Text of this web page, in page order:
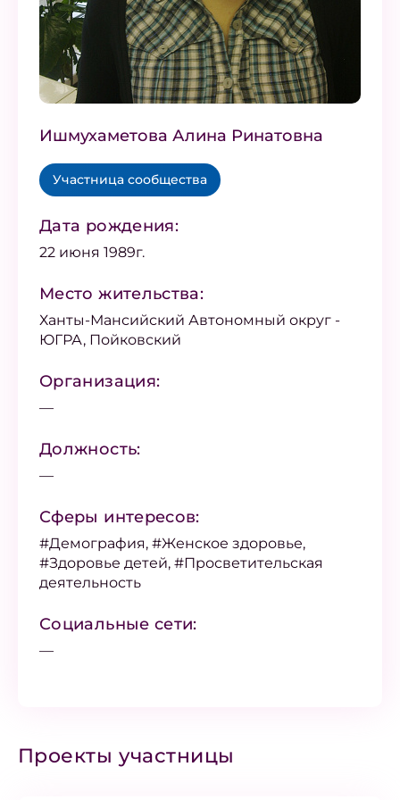
Ишмухаметова Алина Ринатовна
Участница сообщества
Дата рождения:
22 июня 1989г.
Место жительства:
Ханты-Мансийский Автономный округ -
ЮГРА, Пойковский
Организация:
—
Должность:
—
Сферы интересов:
#Демография, #Женское здоровье,
#Здоровье детей, #Просветительская
деятельность
Социальные сети:
—
Проекты участницы